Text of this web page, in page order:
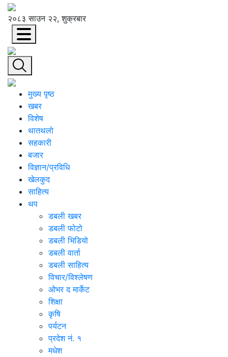
२०८३ साउन २२, शुक्रबार
मुख्य पृष्ठ
खबर
विशेष
थातथलो
सहकारी
बजार
विज्ञान/प्रविधि
खेलकुद
साहित्य
थप
डबली खबर
डबली फोटो
डबली भिडियो
डबली वार्ता
डबली साहित्य
विचार/विश्‍लेषण
ओभर द मार्केट
शिक्षा
कृषि
पर्यटन
प्रदेश नं. १
मधेश